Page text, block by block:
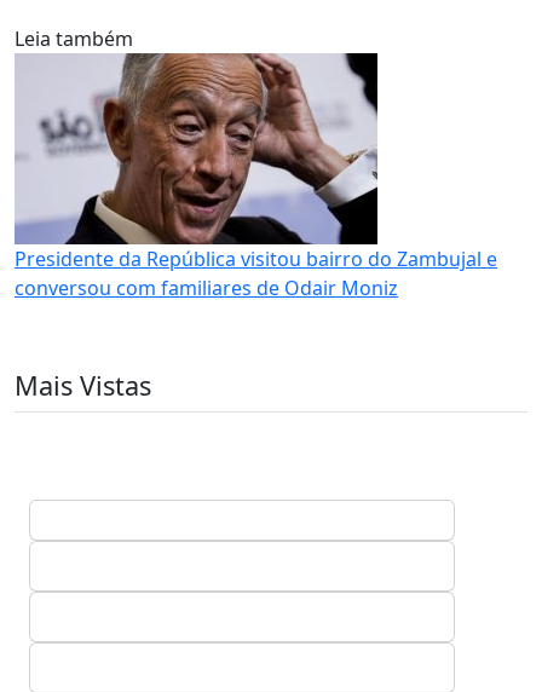
Leia também
Presidente da República visitou bairro do Zambujal e
conversou com familiares de Odair Moniz
Mais Vistas